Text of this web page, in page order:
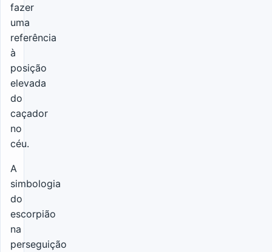
fazer
uma
referência
à
posição
elevada
do
caçador
no
céu.
A
simbologia
do
escorpião
na
perseguição